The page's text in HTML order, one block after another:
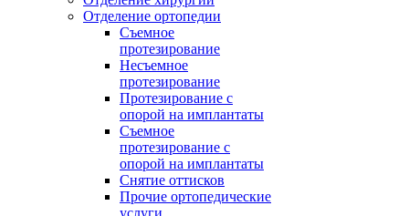
Отделение ортопедии
Съемное
протезирование
Несъемное
протезирование
Протезирование с
опорой на имплантаты
Съемное
протезирование с
опорой на имплантаты
Снятие оттисков
Прочие ортопедические
услуги